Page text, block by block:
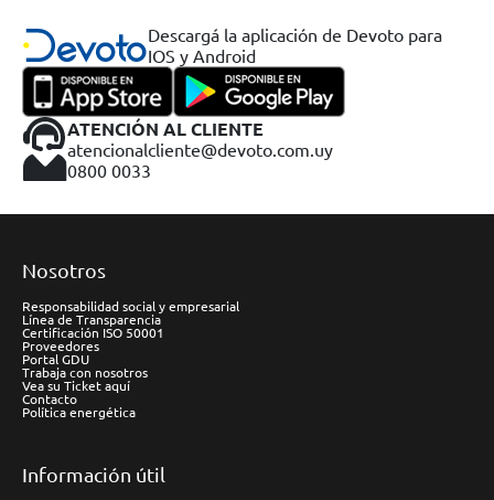
Descargá la aplicación de Devoto para
IOS y Android
ATENCIÓN AL CLIENTE
atencionalcliente@devoto.com.uy
0800 0033
Nosotros
Responsabilidad social y empresarial
Línea de Transparencia
Certificación ISO 50001
Proveedores
Portal GDU
Trabaja con nosotros
Vea su Ticket aquí
Contacto
Política energética
Información útil